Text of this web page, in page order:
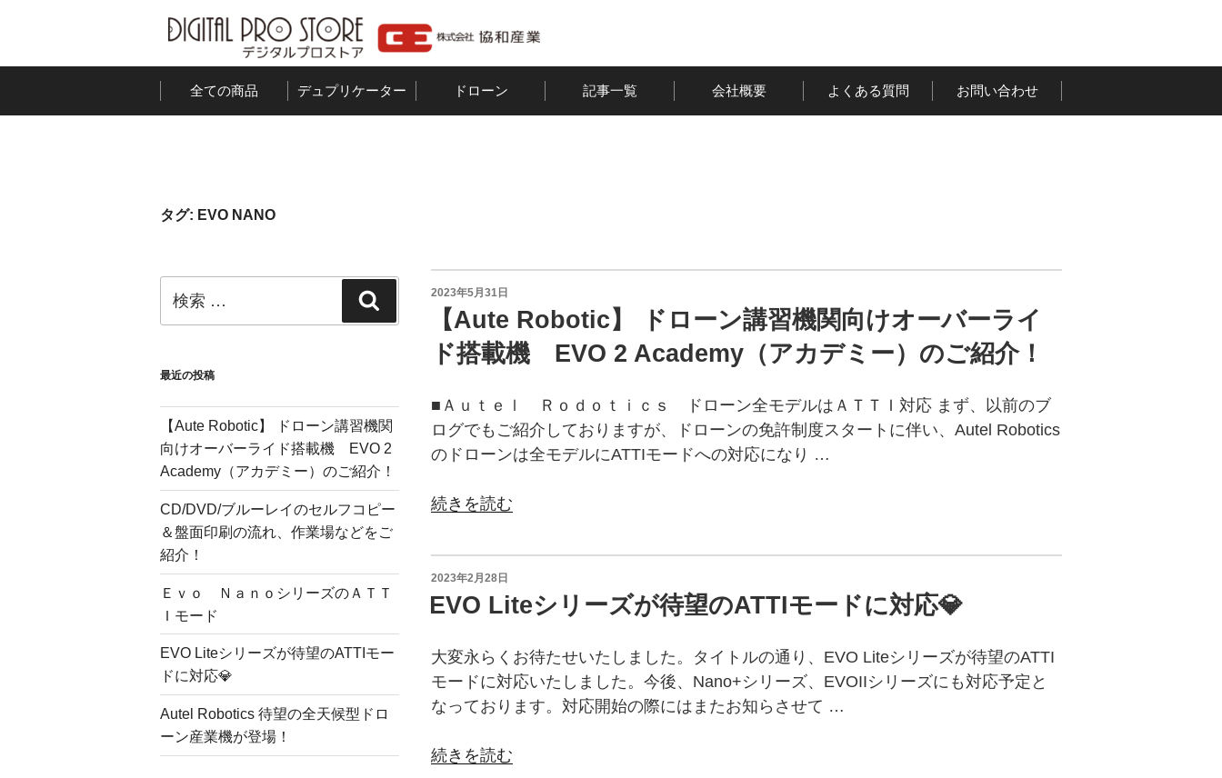
全ての商品 デュプリケーター ドローン 記事一覧 会社概要 よくある質問 お問い合わせ
タグ: EVO NANO
投
2023年5月31日
【Aute Robotic】 ドローン講習機関向けオーバーライ
ド搭載機 EVO 2 Academy（アカデミー）のご紹介！
■Ａｕｔｅｌ Ｒｏｄｏｔｉｃｓ ドローン全モデルはＡＴＴＩ対応 まず、以前のブ
ログでもご紹介しておりますが、ドローンの免許制度スタートに伴い、Autel Robotics
のドローンは全モデルにATTIモードへの対応になり …
“【Aute
ド
ロ
ー
講
習
機
向
続きを読む
投
稿
日:
2023年2月28日
EVO Liteシリーズが待望のATTIモードに対応💎
大変永らくお待たせいたしました。タイトルの通り、EVO Liteシリーズが待望のATTI
モードに対応いたしました。今後、Nano+シリーズ、EVOIIシリーズにも対応予定と
なっております。対応開始の際にはまたお知らさせて …
“EVO
続きを読む
索:
索
最近の投稿
【Aute Robotic】 ドローン講習機関
向けオーバーライド搭載機 EVO 2
Academy（アカデミー）のご紹介！
CD/DVD/ブルーレイのセルフコピー
＆盤面印刷の流れ、作業場などをご
紹介！
Ｅｖｏ ＮａｎｏシリーズのＡＴＴ
Ｉモード
EVO Liteシリーズが待望のATTIモー
ドに対応💎
Autel Robotics 待望の全天候型ドロ
ーン産業機が登場！